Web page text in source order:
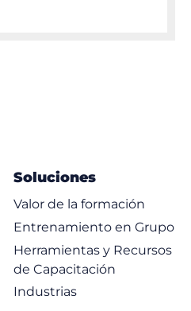
Soluciones
Valor de la formación
Entrenamiento en Grupo
Herramientas y Recursos
de Capacitación
Industrias